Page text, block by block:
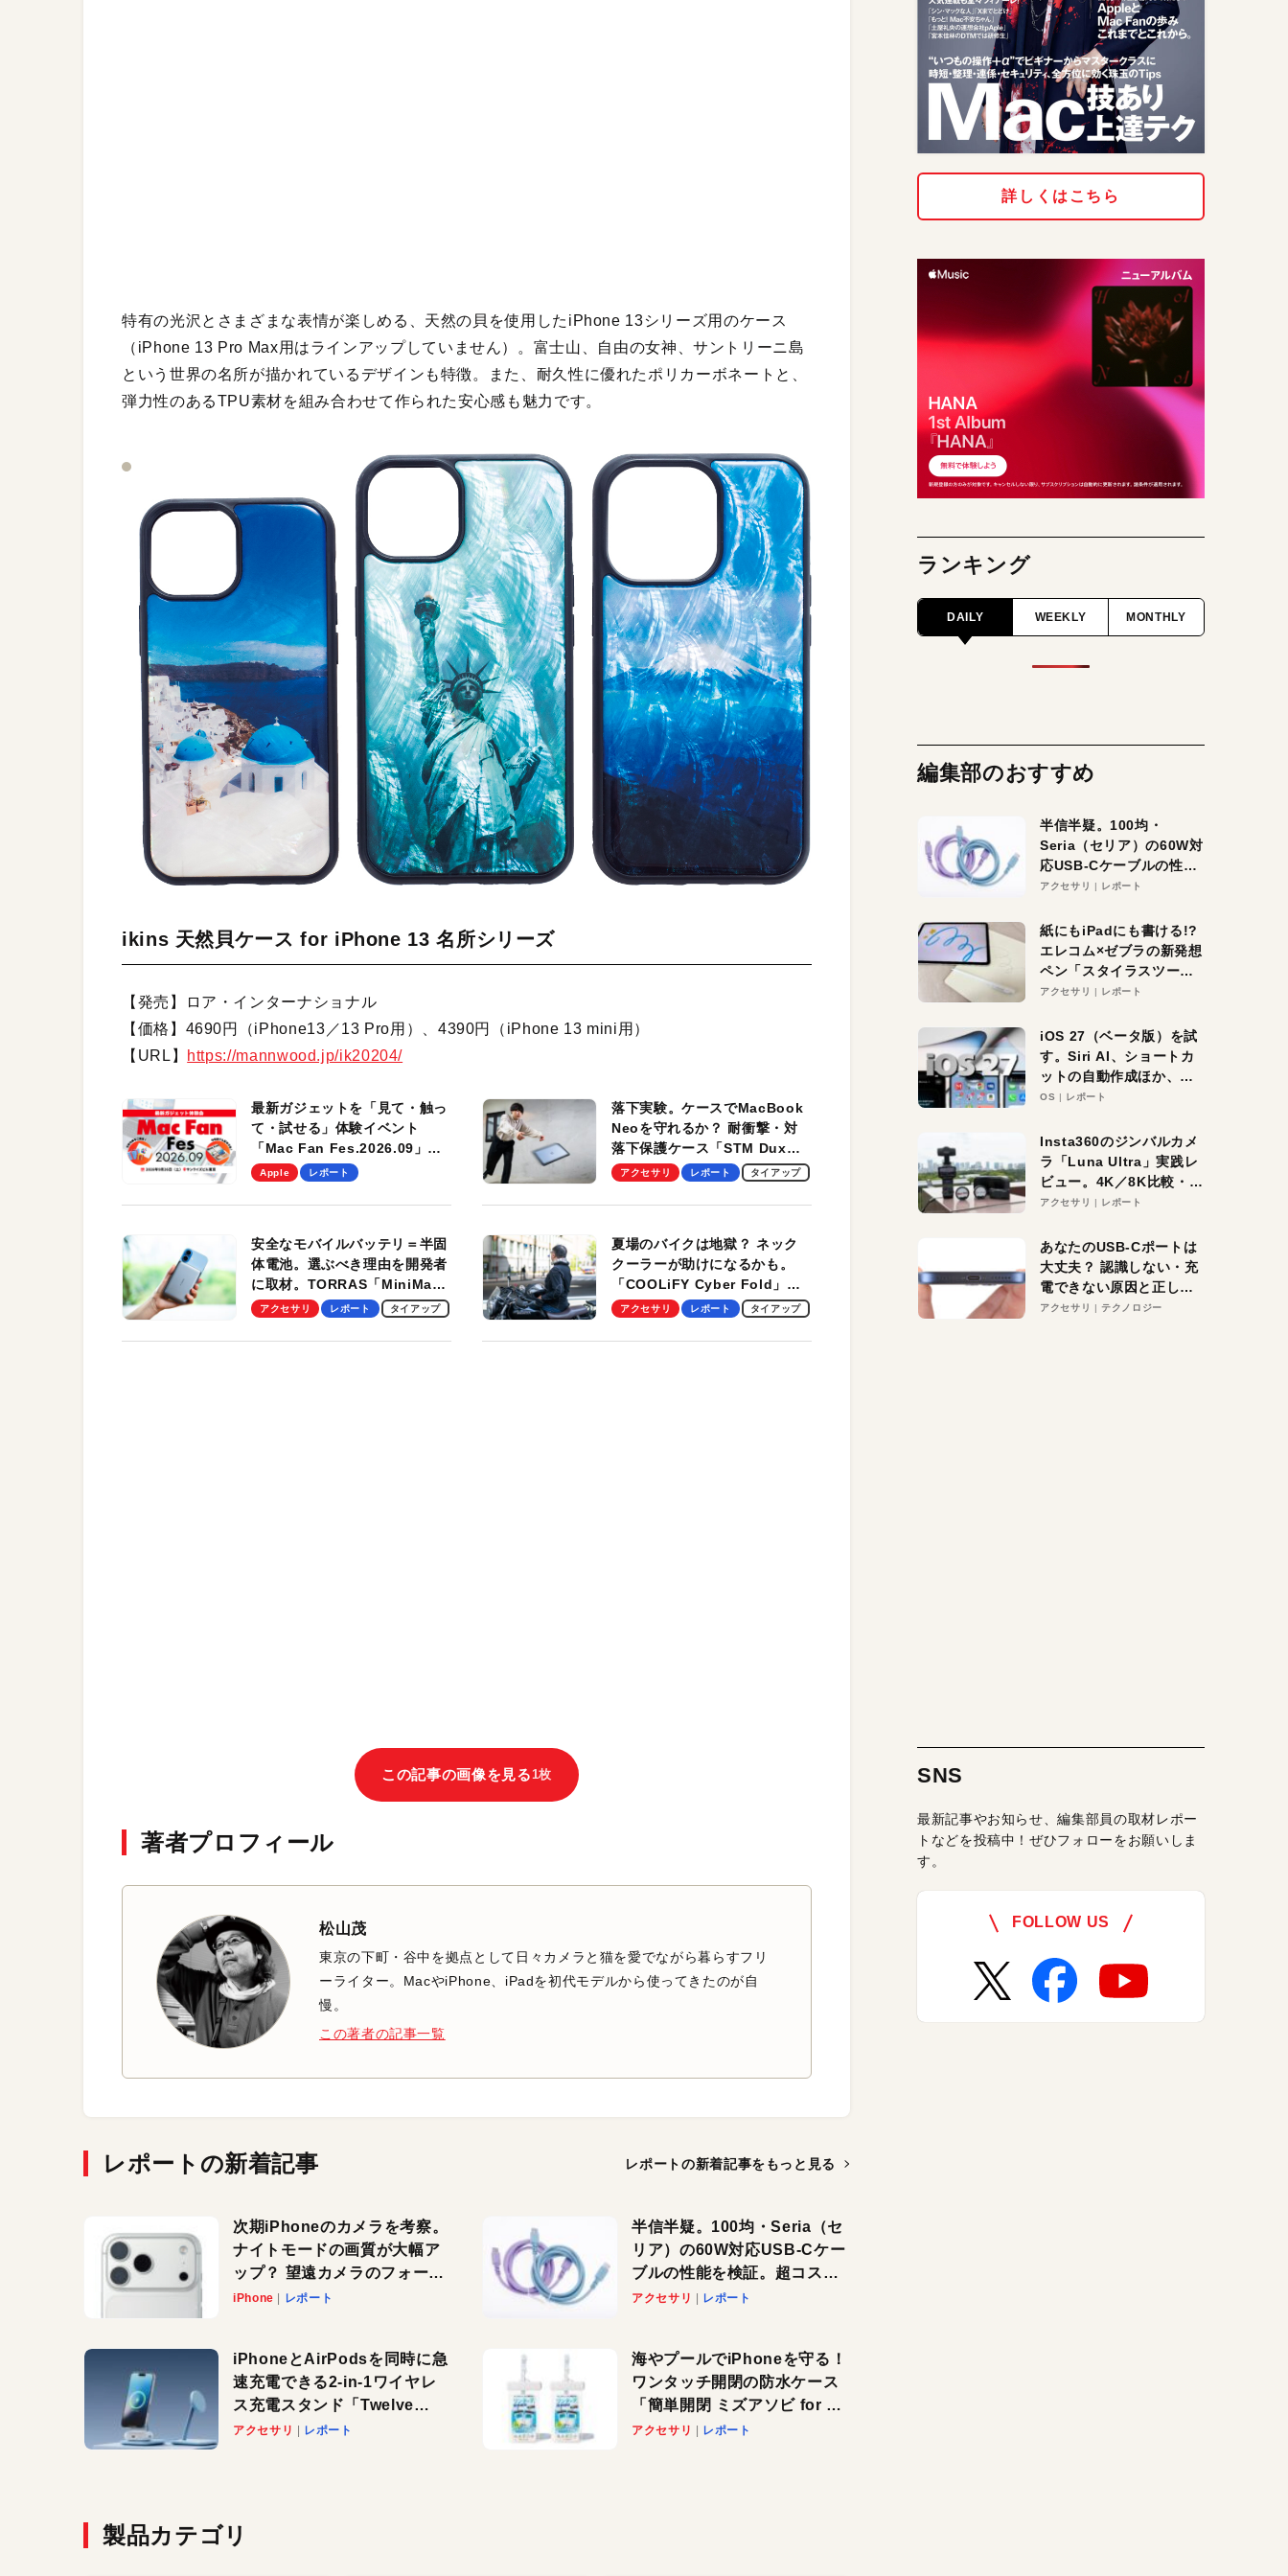
特有の光沢とさまざまな表情が楽しめる、天然の貝を使用したiPhone 13シリーズ用のケース
（iPhone 13 Pro Max用はラインアップしていません）。富士山、自由の女神、サントリーニ島
という世界の名所が描かれているデザインも特徴。また、耐久性に優れたポリカーボネートと、
弾力性のあるTPU素材を組み合わせて作られた安心感も魅力です。
ikins 天然貝ケース for iPhone 13 名所シリーズ
【発売】ロア・インターナショナル
【価格】4690円（iPhone13／13 Pro用）、4390円（iPhone 13 mini用）
【URL】
https://mannwood.jp/ik20204/
最新ガジェットを「見て・触っ
て・試せる」体験イベント
「Mac Fan Fes.2026.09」
を、9月26日（土）に開催しま
Apple レポート
落下実験。ケースでMacBook
Neoを守れるか？ 耐衝撃・対
落下保護ケース「STM Dux
Ultra」を検証。学生、ビジネ
適！
アクセサリ レポート タイアップ
安全なモバイルバッテリ＝半固
体電池。選ぶべき理由を開発者
に取材。TORRAS「MiniMag
Pro」の実機レビューも
アクセサリ レポート タイアップ
夏場のバイクは地獄？ ネック
クーラーが助けになるかも。
「COOLiFY Cyber Fold」レ
ビュー。冷却の速さ、密着する
性がグッド！
アクセサリ レポート タイアップ
この記事の画像を見る 1枚
著者プロフィール
松山茂
東京の下町・谷中を拠点として日々カメラと猫を愛でながら暮らすフリ
ーライター。MacやiPhone、iPadを初代モデルから使ってきたのが自
慢。
この著者の記事一覧
レポートの新着記事 レポートの新着記事をもっと見る
次期iPhoneのカメラを考察。
ナイトモードの画質が大幅ア
ップ？ 望遠カメラのフォーカ
スがさらにシャープに？
iPhone レポート
半信半疑。100均・Seria（セ
リア）の60W対応USB-Cケー
ブルの性能を検証。超コスパ
の1本を発見か？
アクセサリ レポート
iPhoneとAirPodsを同時に急
速充電できる2-in-1ワイヤレ
ス充電スタンド「Twelve
South HiRise 2 Deluxe」が
アクセサリ レポート
海やプールでiPhoneを守る！
ワンタッチ開閉の防水ケース
「簡単開閉 ミズアソビ for ス
マホ」で夏のレジャーを満喫
アクセサリ レポート
製品カテゴリ
詳しくはこちら
ランキング
DAILY WEEKLY MONTHLY
編集部のおすすめ
半信半疑。100均・
Seria（セリア）の60W対
応USB-Cケーブルの性能
を検証。超コスパの1本を
アクセサリ レポート
紙にもiPadにも書ける!?
エレコム×ゼブラの新発想
ペン「スタイラスツーウ
ェイ」レビュー。持ち替
アクセサリ レポート
iOS 27（ベータ版）を試
す。Siri AI、ショートカ
ットの自動作成ほか、期
待大の便利機能5選。
る未来はすぐそこ！
OS レポート
Insta360のジンバルカメ
ラ「Luna Ultra」実践レ
ビュー。4K／8K比較・ズ
ーム・夜間撮影をチェッ
アクセサリ レポート
あなたのUSB-Cポートは
大丈夫？ 認識しない・充
電できない原因と正しい
対策
アクセサリ テクノロジー
SNS
最新記事やお知らせ、編集部員の取材レポー
トなどを投稿中！ぜひフォローをお願いしま
す。
FOLLOW US